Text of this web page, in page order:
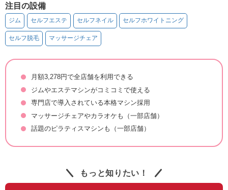
注目の設備
ジム セルフエステ セルフネイル セルフホワイトニング
セルフ脱毛 マッサージチェア
月額3,278円で全店舗を利用できる
ジムやエステマシンがコミコミで使える
専門店で導入されている本格マシン採用
マッサージチェアやカラオケも（一部店舗）
話題のピラティスマシンも（一部店舗）
もっと知りたい！